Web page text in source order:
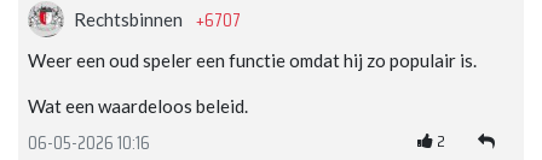
Rechtsbinnen +6707
Weer een oud speler een functie omdat hij zo populair is.
Wat een waardeloos beleid.
06-05-2026 10:16 2